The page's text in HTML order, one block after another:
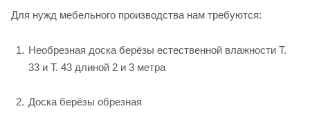
Для нужд мебельного производства нам требуются:
Необрезная доска берёзы естественной влажности Т.
33 и Т. 43 длиной 2 и 3 метра
Доска берёзы обрезная